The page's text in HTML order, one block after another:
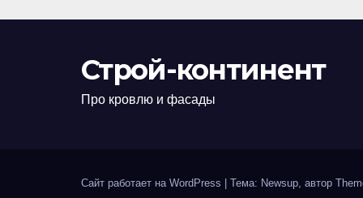
Строй-континент
Про кровлю и фасады
Сайт работает на WordPress Тема: Newsup, автор